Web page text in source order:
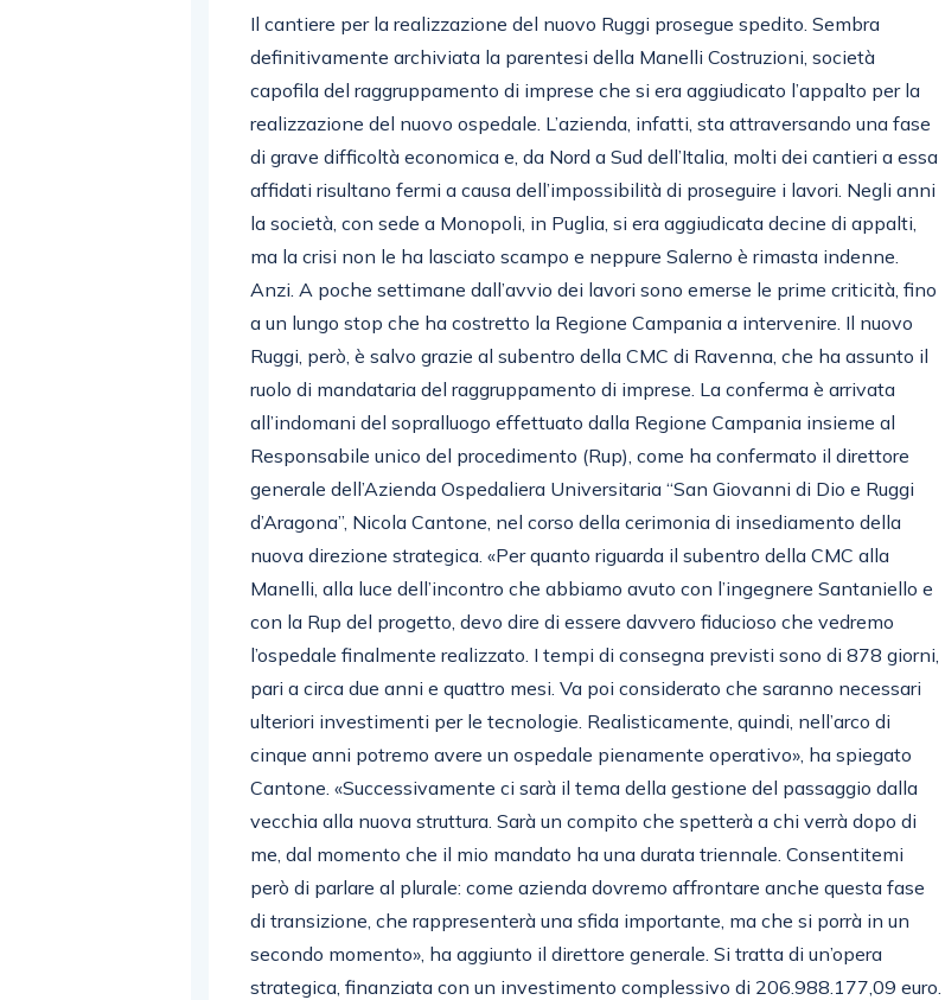
Il cantiere per la realizzazione del nuovo Ruggi prosegue spedito. Sembra
definitivamente archiviata la parentesi della Manelli Costruzioni, società
capofila del raggruppamento di imprese che si era aggiudicato l’appalto per la
realizzazione del nuovo ospedale. L’azienda, infatti, sta attraversando una fase
di grave difficoltà economica e, da Nord a Sud dell’Italia, molti dei cantieri a essa
affidati risultano fermi a causa dell’impossibilità di proseguire i lavori. Negli anni
la società, con sede a Monopoli, in Puglia, si era aggiudicata decine di appalti,
ma la crisi non le ha lasciato scampo e neppure Salerno è rimasta indenne.
Anzi. A poche settimane dall’avvio dei lavori sono emerse le prime criticità, fino
a un lungo stop che ha costretto la Regione Campania a intervenire. Il nuovo
Ruggi, però, è salvo grazie al subentro della CMC di Ravenna, che ha assunto il
ruolo di mandataria del raggruppamento di imprese. La conferma è arrivata
all’indomani del sopralluogo effettuato dalla Regione Campania insieme al
Responsabile unico del procedimento (Rup), come ha confermato il direttore
generale dell’Azienda Ospedaliera Universitaria “San Giovanni di Dio e Ruggi
d’Aragona”, Nicola Cantone, nel corso della cerimonia di insediamento della
nuova direzione strategica. «Per quanto riguarda il subentro della CMC alla
Manelli, alla luce dell’incontro che abbiamo avuto con l’ingegnere Santaniello e
con la Rup del progetto, devo dire di essere davvero fiducioso che vedremo
l’ospedale finalmente realizzato. I tempi di consegna previsti sono di 878 giorni,
pari a circa due anni e quattro mesi. Va poi considerato che saranno necessari
ulteriori investimenti per le tecnologie. Realisticamente, quindi, nell’arco di
cinque anni potremo avere un ospedale pienamente operativo», ha spiegato
Cantone. «Successivamente ci sarà il tema della gestione del passaggio dalla
vecchia alla nuova struttura. Sarà un compito che spetterà a chi verrà dopo di
me, dal momento che il mio mandato ha una durata triennale. Consentitemi
però di parlare al plurale: come azienda dovremo affrontare anche questa fase
di transizione, che rappresenterà una sfida importante, ma che si porrà in un
secondo momento», ha aggiunto il direttore generale. Si tratta di un’opera
strategica, finanziata con un investimento complessivo di 206.988.177,09 euro.